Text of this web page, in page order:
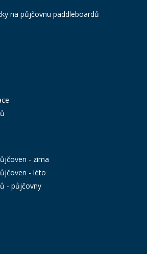
na půjčovnu paddleboardů
- zima
- léto
- půjčovny